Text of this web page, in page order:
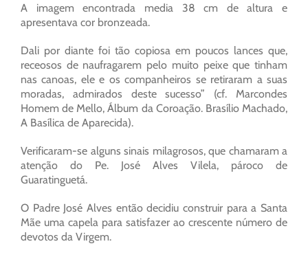
A imagem encontrada media 38 cm de altura e
apresentava cor bronzeada.
Dali por diante foi tão copiosa em poucos lances que,
receosos de naufragarem pelo muito peixe que tinham
nas canoas, ele e os companheiros se retiraram a suas
moradas, admirados deste sucesso” (cf. Marcondes
Homem de Mello, Álbum da Coroação. Brasílio Machado,
A Basílica de Aparecida).
Verificaram-se alguns sinais milagrosos, que chamaram a
atenção do Pe. José Alves Vilela, pároco de
Guaratinguetá.
O Padre José Alves então decidiu construir para a Santa
Mãe uma capela para satisfazer ao crescente número de
devotos da Virgem.